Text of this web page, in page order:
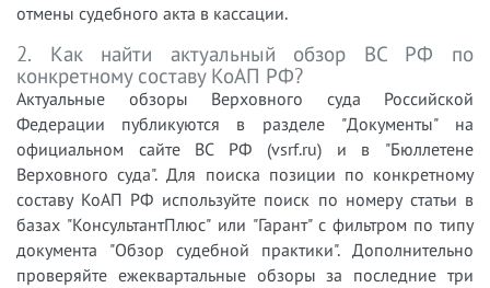
отмены судебного акта в кассации.
2. Как найти актуальный обзор ВС РФ по
конкретному составу КоАП РФ?
Актуальные обзоры Верховного суда Российской
Федерации публикуются в разделе "Документы" на
официальном сайте ВС РФ (vsrf.ru) и в "Бюллетене
Верховного суда". Для поиска позиции по конкретному
составу КоАП РФ используйте поиск по номеру статьи в
базах "КонсультантПлюс" или "Гарант" с фильтром по типу
документа "Обзор судебной практики". Дополнительно
проверяйте ежеквартальные обзоры за последние три